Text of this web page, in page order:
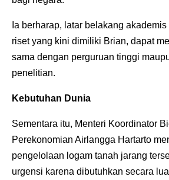
Ia berharap, latar belakang
riset yang kini dimiliki Brian, dapat
sama dengan perguruan tinggi
penelitian.
Kebutuhan Dunia
Sementara itu, Menteri Koordinator
Perekonomian Airlangga Hartarto
pengelolaan logam tanah jarang
urgensi karena dibutuhkan secara